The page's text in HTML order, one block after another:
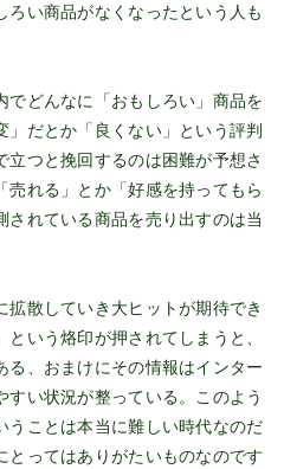
ろい商品がなくなったという人も
でどんなに「おもしろい」商品を
だとか「良くない」という評判
つと挽回するのは困難が予想さ
れる」とか「好感を持ってもら
されている商品を売り出すのは当
散していき大ヒットが期待でき
いう烙印が押されてしまうと、
る、おまけにその情報はインター
い状況が整っている。このよう
うことは本当に難しい時代なのだ
とってはありがたいものなのです